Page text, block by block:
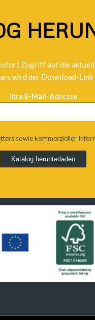
Zugriff auf die
wird der Download-
Ihre E-Mail-Adresse
sowie kommerzieller